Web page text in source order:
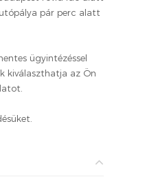
pár perc alatt
ügyintézéssel
kiválaszthatja az Ön